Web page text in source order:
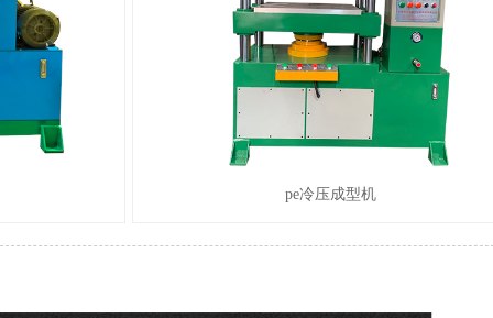
pe冷压成型机